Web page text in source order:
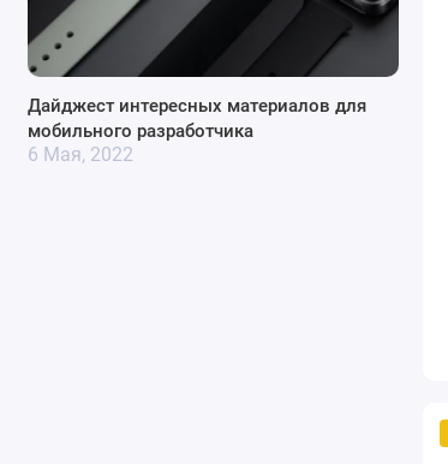
Дайджест интересных материалов для
мобильного разработчика
6 Мая, 2022